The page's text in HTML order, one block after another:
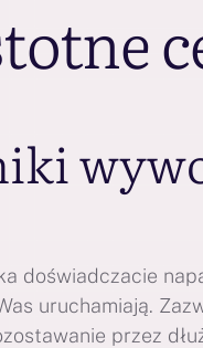
doświadczacie
uruchamiają.
przez